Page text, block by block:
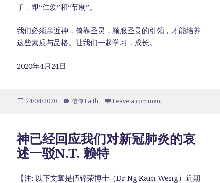
子，即“仁爱”和“节制”。
我们必须亲近神，倚靠圣灵，顺服圣灵的引领，才能培养
这些素质与品格。让我们一起学习，成长。
2020年4月24日
Posted
24/04/2020 Categories
信仰 Faith Leave a comment
神已经回应我们对新冠肺炎的哀
述一驳N.T. 赖特
【注: 以下文章是伍锦荣博士（Dr Ng Kam Weng）近期